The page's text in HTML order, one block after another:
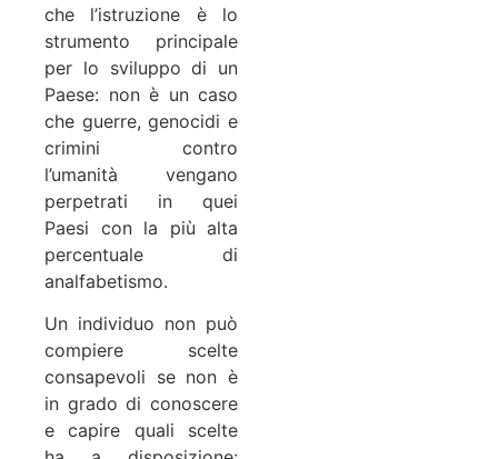
che l’istruzione è lo
strumento principale
per lo sviluppo di un
Paese: non è un caso
che guerre, genocidi e
crimini contro
l’umanità vengano
perpetrati in quei
Paesi con la più alta
percentuale di
analfabetismo.
Un individuo non può
compiere scelte
consapevoli se non è
in grado di conoscere
e capire quali scelte